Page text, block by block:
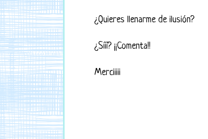
¿Quieres llenarme de ilusión?
¿Sííí? ¡¡Comenta!!
Merciiiii